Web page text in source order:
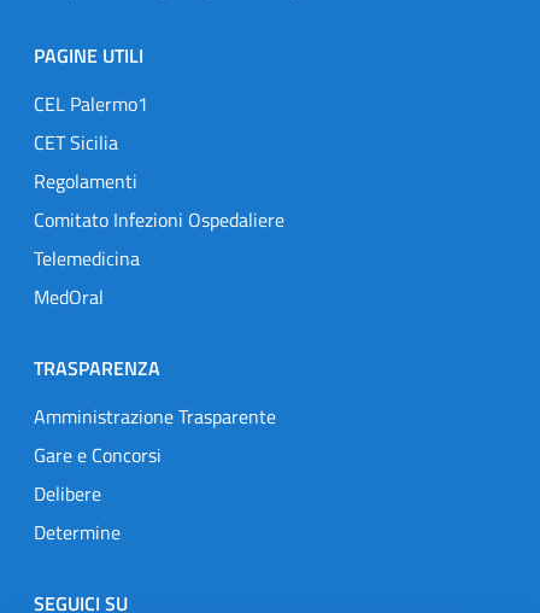
PAGINE UTILI
CEL Palermo1
CET Sicilia
Regolamenti
Comitato Infezioni Ospedaliere
Telemedicina
MedOral
TRASPARENZA
Amministrazione Trasparente
Gare e Concorsi
Delibere
Determine
SEGUICI SU